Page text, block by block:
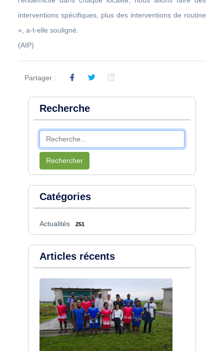
interventions spécifiques, plus des interventions de routine
», a-t-elle souligné.
(AIP)
Partager :
Recherche
Rechercher
Catégories
Actualités 251
Articles récents